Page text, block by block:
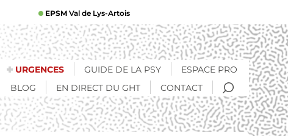
EPSM Val de Lys-Artois
URGENCES GUIDE DE LA PSY
ESPACE PRO
BLOG
EN DIRECT DU GHT CONTACT RECHERCHE